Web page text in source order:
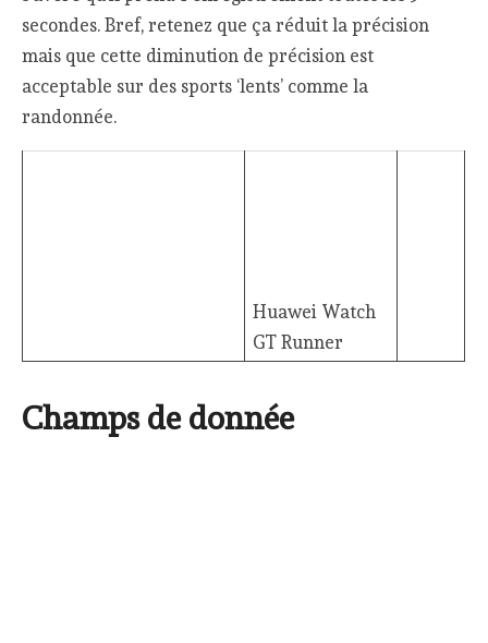
secondes. Bref, retenez que ça réduit la précision
mais que cette diminution de précision est
acceptable sur des sports ‘lents’ comme la
randonnée.
Huawei Watch
GT Runner
Champs de donnée